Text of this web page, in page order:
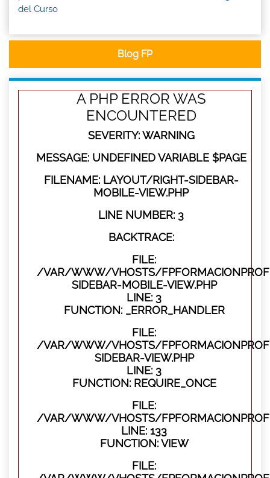
del Curso
Blog FP
A PHP ERROR WAS
ENCOUNTERED
SEVERITY: WARNING
MESSAGE: UNDEFINED VARIABLE $PAGE
FILENAME: LAYOUT/RIGHT-SIDEBAR-
MOBILE-VIEW.PHP
LINE NUMBER: 3
BACKTRACE:
FILE:
/VAR/WWW/VHOSTS/
SIDEBAR-MOBILE-VIEW.PHP
LINE: 3
FUNCTION: _ERROR_HANDLER
FILE:
/VAR/WWW/VHOSTS/
SIDEBAR-VIEW.PHP
LINE: 3
FUNCTION: REQUIRE_ONCE
FILE:
/VAR/WWW/VHOSTS/
LINE: 133
FUNCTION: VIEW
FILE: